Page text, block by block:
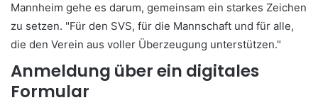
Mannheim gehe es darum, gemeinsam ein starkes Zeichen
zu setzen. "Für den SVS, für die Mannschaft und für alle,
die den Verein aus voller Überzeugung unterstützen."
Anmeldung über ein digitales
Formular